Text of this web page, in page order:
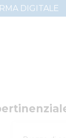
DIGITALE